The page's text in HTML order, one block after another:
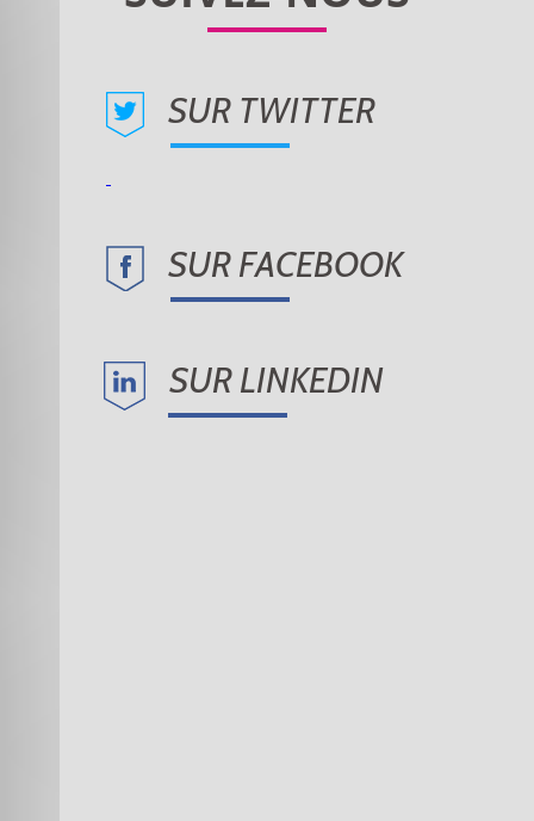
SUR TWITTER
SUR FACEBOOK
SUR LINKEDIN